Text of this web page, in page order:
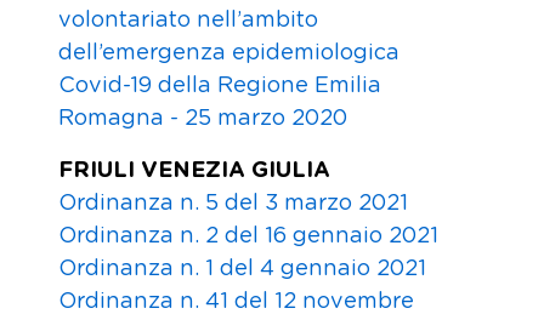
volontariato nell’ambito
dell’emergenza epidemiologica
Covid-19 della Regione Emilia
Romagna - 25 marzo 2020
FRIULI VENEZIA GIULIA
Ordinanza n. 5 del 3 marzo 2021
Ordinanza n. 2 del 16 gennaio 2021
Ordinanza n. 1 del 4 gennaio 2021
Ordinanza n. 41 del 12 novembre